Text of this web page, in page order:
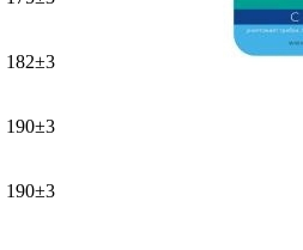
182±3
190±3
190±3